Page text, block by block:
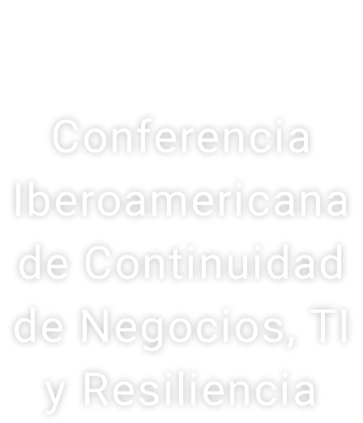
Conferencia
Iberoamericana
de Continuidad
de Negocios, TI
y Resiliencia